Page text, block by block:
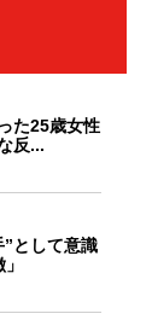
た25歳女性
反...
として意識